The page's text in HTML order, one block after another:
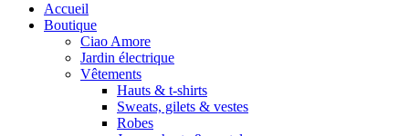
Accueil
Boutique
Ciao Amore
Jardin électrique
Vêtements
Hauts & t-shirts
Sweats, gilets & vestes
Robes